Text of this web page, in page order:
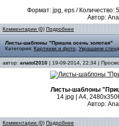
Формат: jpg, eps / Количество:
Автор:
Комментарии (0) Подробнее
Листы-шаблоны "Пришла осень золотая"
Категория: Картинки и фото Украшаем стенд
автор: anatol2010 | 19-09-2014, 22:34 |
Листы-шаблоны
14 jpg | А4,
Автор:
Комментарии (0) Подробнее